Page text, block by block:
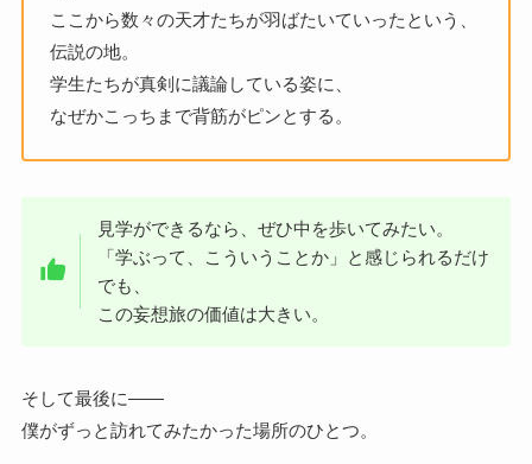
ここから数々の天才たちが羽ばたいていったという、
伝説の地。
学生たちが真剣に議論している姿に、
なぜかこっちまで背筋がピンとする。
見学ができるなら、ぜひ中を歩いてみたい。
「学ぶって、こういうことか」と感じられるだけ
でも、
この妄想旅の価値は大きい。
そして最後に――
僕がずっと訪れてみたかった場所のひとつ。